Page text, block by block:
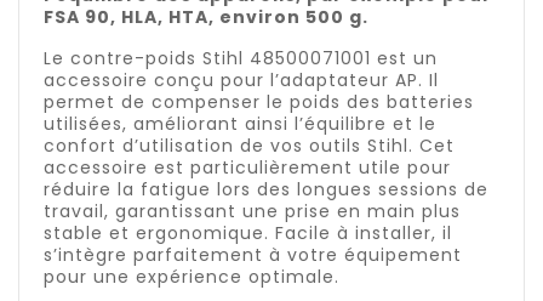
FSA 90, HLA, HTA, environ 500 g.
Le contre-poids Stihl 48500071001 est un
accessoire conçu pour l’adaptateur AP. Il
permet de compenser le poids des batteries
utilisées, améliorant ainsi l’équilibre et le
confort d’utilisation de vos outils Stihl. Cet
accessoire est particulièrement utile pour
réduire la fatigue lors des longues sessions de
travail, garantissant une prise en main plus
stable et ergonomique. Facile à installer, il
s’intègre parfaitement à votre équipement
pour une expérience optimale.